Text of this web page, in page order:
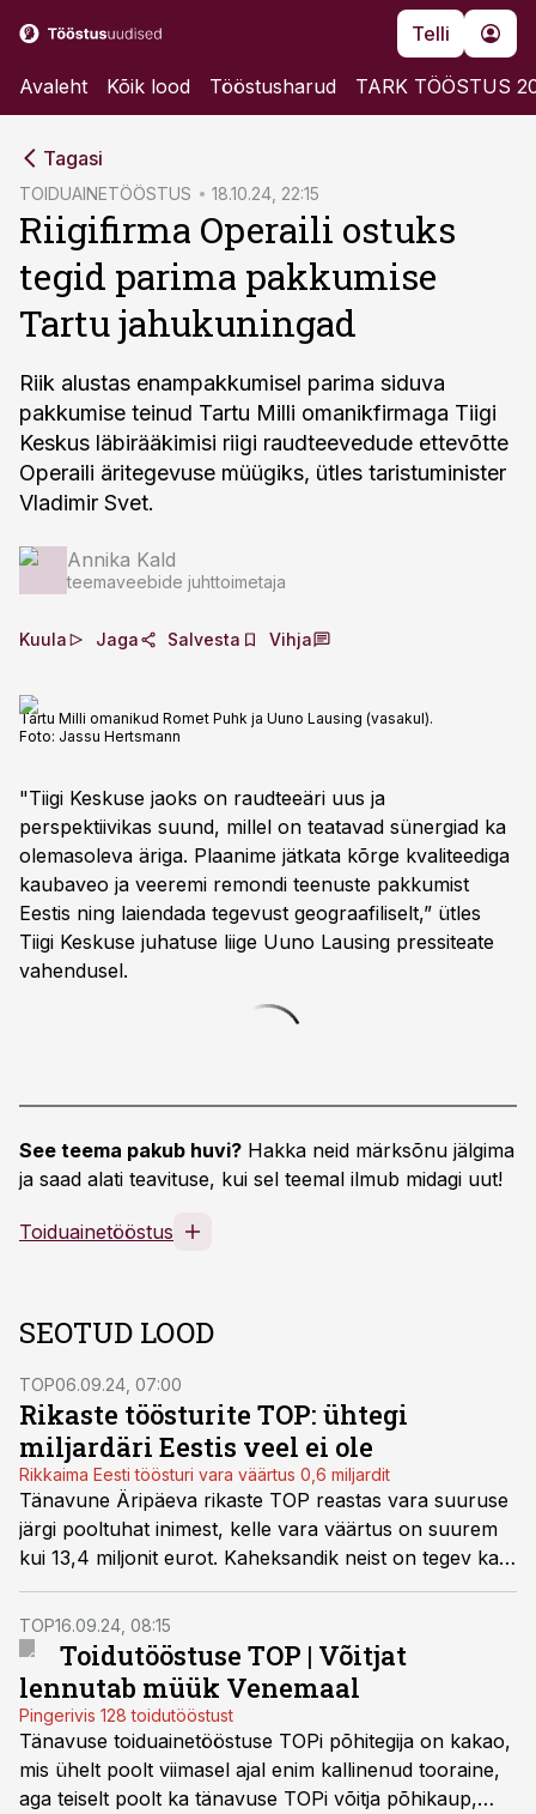
Telli
Avaleht Kõik lood Tööstusharud TARK TÖÖSTUS
Tagasi
TOIDUAINETÖÖSTUS 18.10.24, 22:15
Riigifirma Operaili ostuks
tegid parima pakkumise
Tartu jahukuningad
Riik alustas enampakkumisel parima siduva
pakkumise teinud Tartu Milli omanikfirmaga Tiigi
Keskus läbirääkimisi riigi raudteevedude ettevõtte
Operaili äritegevuse müügiks, ütles taristuminister
Vladimir Svet.
Annika Kald
teemaveebide juhttoimetaja
Kuula Jaga Salvesta Vihja
Tartu Milli omanikud Romet Puhk ja Uuno Lausing (vasakul).
Foto: Jassu Hertsmann
"Tiigi Keskuse jaoks on raudteeäri uus ja
perspektiivikas suund, millel on teatavad sünergiad ka
olemasoleva äriga. Plaanime jätkata kõrge kvaliteediga
kaubaveo ja veeremi remondi teenuste pakkumist
Eestis ning laiendada tegevust geograafiliselt,” ütles
Tiigi Keskuse juhatuse liige Uuno Lausing pressiteate
vahendusel.
See teema pakub huvi? Hakka neid märksõnu jälgima
ja saad alati teavituse, kui sel teemal ilmub midagi uut!
Toiduainetööstus
SEOTUD LOOD
TOP06.09.24, 07:00
Rikaste töösturite TOP: ühtegi
miljardäri Eestis veel ei ole
Rikkaima Eesti töösturi vara väärtus 0,6 miljardit
Tänavune Äripäeva rikaste TOP reastas vara suuruse
järgi pooltuhat inimest, kelle vara väärtus on suurem
kui 13,4 miljonit eurot. Kaheksandik neist on tegev ka
tööstussektoris.
TOP16.09.24, 08:15
Toidutööstuse TOP | Võitjat
lennutab müük Venemaal
Pingerivis 128 toidutööstust
Tänavuse toiduainetööstuse TOPi põhitegija on kakao,
mis ühelt poolt viimasel ajal enim kallinenud tooraine,
aga teiselt poolt ka tänavuse TOPi võitja põhikaup,